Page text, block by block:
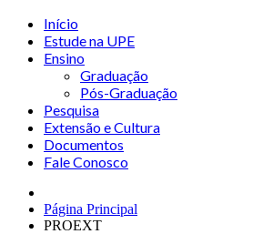
Início
Estude na UPE
Ensino
Graduação
Pós-Graduação
Pesquisa
Extensão e Cultura
Documentos
Fale Conosco
Página Principal
PROEXT